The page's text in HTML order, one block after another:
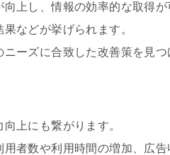
上し、情報の効率的な取得が
などが挙げられます。
ーズに合致した改善策を見つ
上にも繋がります。
者数や利用時間の増加、広